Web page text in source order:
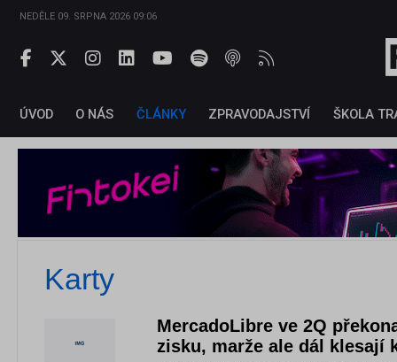
NEDĚLE 09. SRPNA 2026 09:06
ÚVOD O NÁS ČLÁNKY ZPRAVODAJSTVÍ ŠKOLA
Karty
MercadoLibre ve 2Q
zisku, marže ale dál klesají